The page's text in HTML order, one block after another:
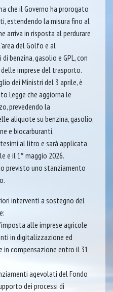
che il Governo ha prorogato
estendendo la misura fino al
arriva in risposta al perdurare
del Golfo e al
benzina, gasolio e GPL, con
imprese del trasporto.
dei Ministri del 3 aprile, è
Legge che aggiorna le
prevedendo la
aliquote su benzina, gasolio,
e biocarburanti.
al litro e sarà applicata
e il 1° maggio 2026.
previsto uno stanziamento
interventi a sostegno del
alle imprese agricole
in digitalizzazione ed
compensazione entro il 31
agevolati del Fondo
dei processi di